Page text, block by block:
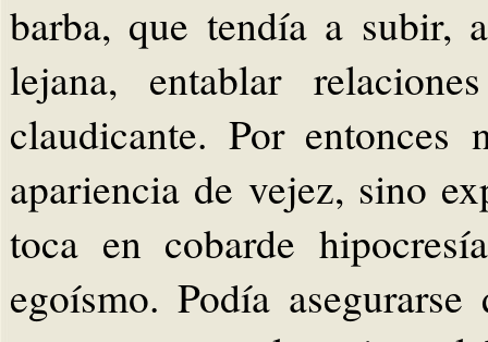
barba, que tendía a subir,
lejana, entablar
claudicante. Por
apariencia de vejez, sino
toca en cobarde
egoísmo. Podía